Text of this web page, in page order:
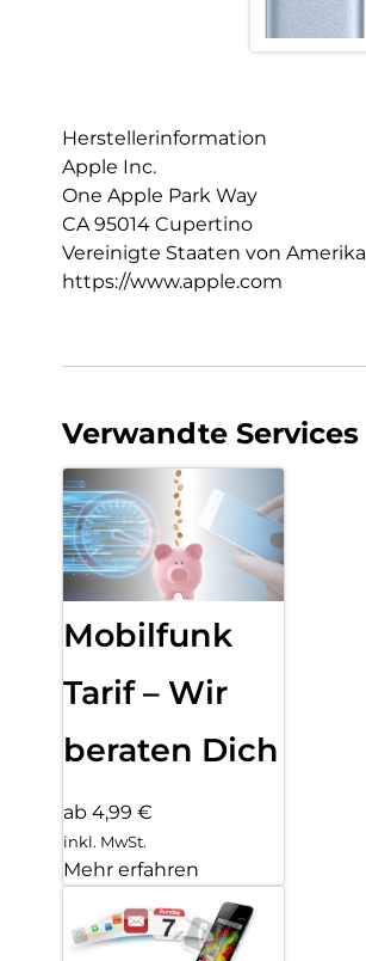
Herstellerinformation
Apple Inc.
One Apple Park Way
CA 95014 Cupertino
Vereinigte Staaten von Amerika
https://www.apple.com
Verwandte Services
Mobilfunk
Tarif – Wir
beraten Dich
ab 4,99 €
inkl. MwSt.
Mehr erfahren